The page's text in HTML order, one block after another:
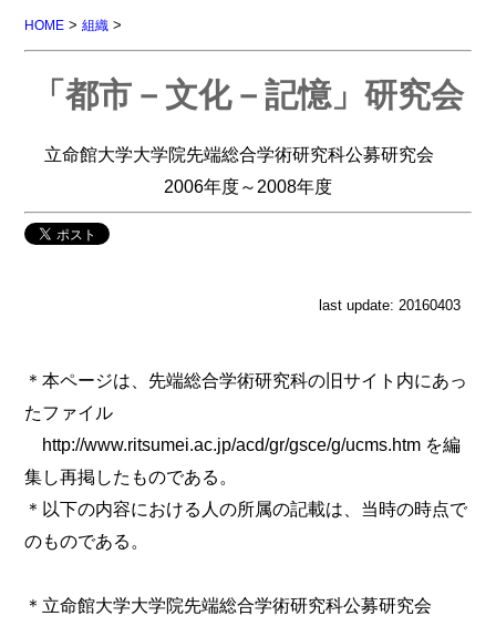
HOME >組織 >
「都市－文化－記憶」研究会
立命館大学大学院先端総合学術研究科公募研究会
2006年度～2008年度
last update: 20160403
＊本ページは、先端総合学術研究科の旧サイト内にあっ
たファイル
http://www.ritsumei.ac.jp/acd/gr/gsce/g/ucms.htm を編
集し再掲したものである。
＊以下の内容における人の所属の記載は、当時の時点で
のものである。
＊立命館大学大学院先端総合学術研究科公募研究会